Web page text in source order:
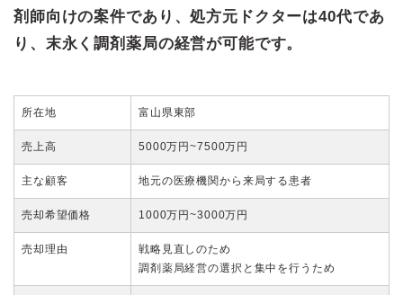
剤師向けの案件であり、処方元ドクターは40代であ
り、末永く調剤薬局の経営が可能です。
所在地 富山県東部
売上高 5000万円~7500万円
主な顧客 地元の医療機関から来局する患者
売却希望価格 1000万円~3000万円
売却理由
戦略見直しのため
調剤薬局経営の選択と集中を行うため